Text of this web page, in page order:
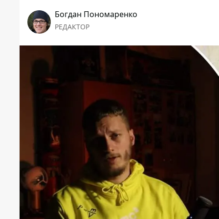
Богдан Пономаренко
РЕДАКТОР